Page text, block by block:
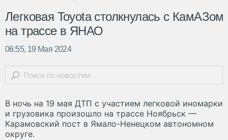
Легковая Toyota столкнулась с КамАЗом
на трассе в ЯНАО
06:55, 19 Мая 2024
В ночь на 19 мая ДТП с участием легковой иномарки
и грузовика произошло на трассе Ноябрьск —
Карамовский пост в Ямало-Ненецком автономном
округе.